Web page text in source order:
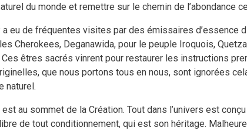
du monde et remettre sur le chemin de l’abondance
a eu de fréquentes visites par des émissaires
Cherokees, Deganawida, pour le peuple Iroquois,
êtres sacrés vinrent pour restaurer les instructions
que nous portons tous en nous, sont ignorées
naturel.
au sommet de la Création. Tout dans l’univers est
de tout conditionnement, qui est son héritage.